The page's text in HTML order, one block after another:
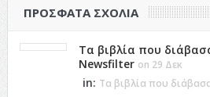
ΠΡΌΣΦΑΤΑ ΣΧΌΛΙΑ
Τα βιβλία που
Newsfilter on 29 Δεκ
in: Τα βιβλία που